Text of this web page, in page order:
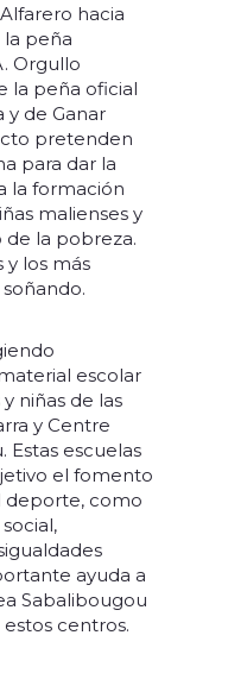
hacia
la peña
Orgullo
la peña oficial
y de Ganar
pretenden
para dar la
la formación
malienses y
de la pobreza.
y los más
escolar
niñas de las
y Centre
Estas escuelas
el fomento
deporte, como
ayuda a
Sabalibougou
centros.